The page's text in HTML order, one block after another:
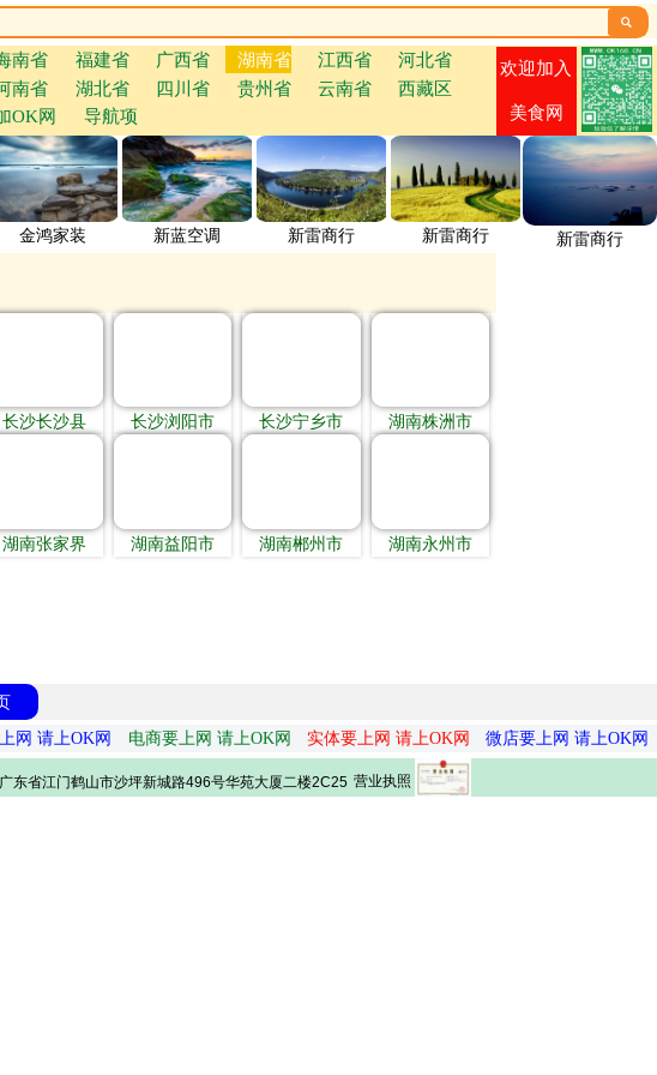

南省 福建省 广西省 湖南省 江西省
河北省
南省 湖北省 四川省 贵州省 云南省
西藏区
OK网 导航项
欢迎加入
美食网
金鸿家装 新蓝空调 新雷商行 新雷商行 新雷商行
长沙长沙县 长沙浏阳市 长沙宁乡市 湖南株洲市
湖南张家界 湖南益阳市 湖南郴州市 湖南永州市
网 请上OK网 电商要上网 请上OK网 实体要上网 请上OK网 微店要上网 请上OK网
广东省江门鹤山市沙坪新城路496号华苑大厦二楼2C25 营业执照